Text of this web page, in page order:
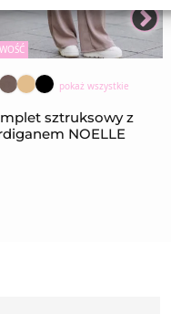
pokaż wszystkie
sztruksowy z
NOELLE